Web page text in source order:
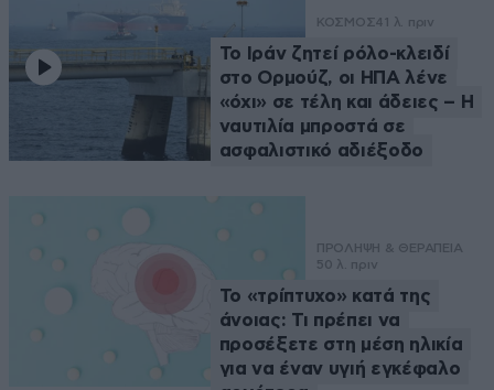
ΚΟΣΜΟΣ41 λ. πριν
Το Ιράν ζητεί ρόλο-κλειδί
στο Ορμούζ, οι ΗΠΑ λένε
«όχι» σε τέλη και άδειες – Η
ναυτιλία μπροστά σε
ασφαλιστικό αδιέξοδο
ΠΡΟΛΗΨΗ & ΘΕΡΑΠΕΙΑ
50 λ. πριν
Το «τρίπτυχο» κατά της
άνοιας: Τι πρέπει να
προσέξετε στη μέση ηλικία
για να έναν υγιή εγκέφαλο